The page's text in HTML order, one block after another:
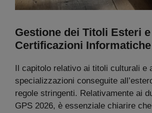
Gestione dei Titoli Esteri e
Certificazioni Informatiche
Il capitolo relativo ai titoli culturali e
specializzazioni conseguite
regole stringenti. Relativamente ai
GPS 2026, è essenziale chiarire